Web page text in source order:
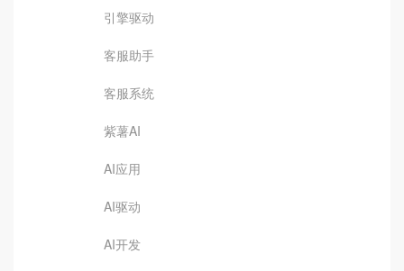
引擎驱动
客服助手
客服系统
紫薯AI
AI应用
AI驱动
AI开发